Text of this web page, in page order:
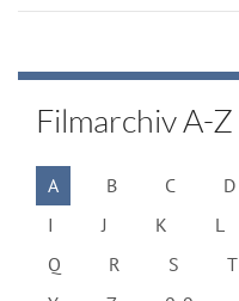
Filmarchiv A-Z
A B C D
I
J K L
Q
R S T